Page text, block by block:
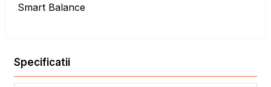
Smart Balance
Specificatii